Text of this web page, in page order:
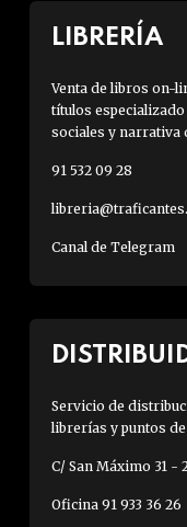
LIBRERÍA
Venta de libros on-
títulos
sociales y narrativa
91 532 09 28
Canal de Telegram
Servicio de
librerías y puntos
C/ San Máximo 31 -
Oficina 91 933 36 26